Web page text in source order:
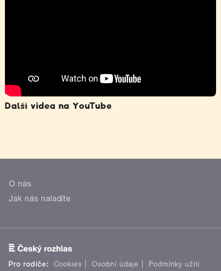
Další videa na YouTube
O nás
Jak nás naladíte
Pro rodiče: Cookies Osobní údaje Podmínky užití